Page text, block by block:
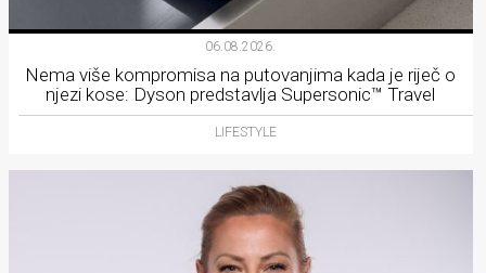
06.08.2026.
Nema više kompromisa na putovanjima kada je riječ o
njezi kose: Dyson predstavlja Supersonic™ Travel
LIFESTYLE